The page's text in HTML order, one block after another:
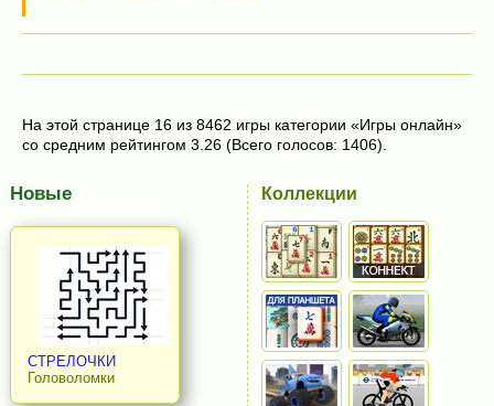
На этой странице 16 из 8462 игры категории «Игры онлайн»
со средним рейтингом 3.26 (Всего голосов: 1406).
Новые
СТРЕЛОЧКИ
Головоломки
Коллекции